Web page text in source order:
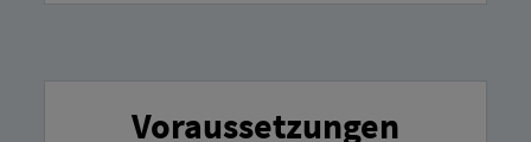
Voraussetzungen